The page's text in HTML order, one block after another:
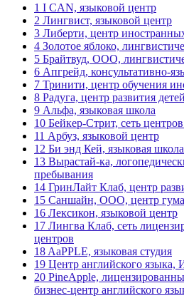
1 I CAN, языковой центр
2 Лингвист, языковой центр
3 Либерти, центр
4 Золотое яблоко,
5 Брайтвуд, ООО,
6 Апгрейд, консультативно-
7 Тринити, центр обучения
8 Радуга, центр развития детей
9 Альфа, языковая школа
10 Бейкер-Стрит, сеть
11 Арбуз, языковой центр
12 Би энд Кей, языковая школа
13 Вырастай-ка,
пребывания
14 ГринЛайт Клаб, центр
15 Саншайн, ООО, центр
16 Лексикон, языковой центр
17 Лингва Клаб, сеть
центров
18 AaPPLE, языковая студия
19 Центр английского
20 PineApple,
бизнес-центр английского